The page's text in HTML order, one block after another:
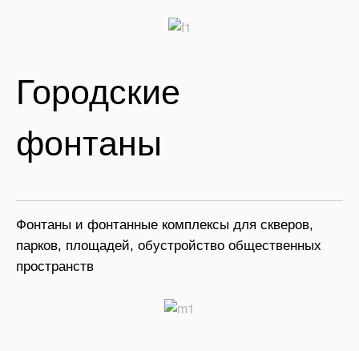
Городские
фонтаны
Фонтаны и фонтанные комплексы для скверов,
парков, площадей, обустройство общественных
пространств